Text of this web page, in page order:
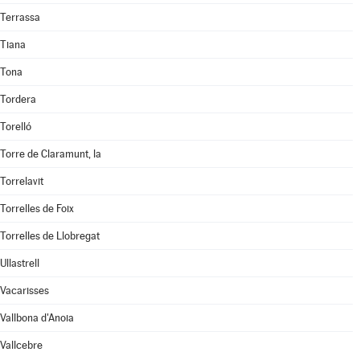
Terrassa
Tiana
Tona
Tordera
Torelló
Torre de Claramunt, la
Torrelavit
Torrelles de Foix
Torrelles de Llobregat
Ullastrell
Vacarisses
Vallbona d'Anoia
Vallcebre